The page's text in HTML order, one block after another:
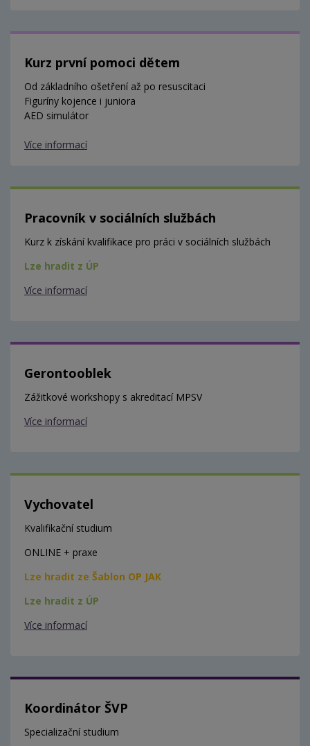
Kurz první pomoci dětem
Od základního ošetření až po resuscitaci
Figuríny kojence i juniora
AED simulátor
Více informací
Pracovník v sociálních službách
Kurz k získání kvalifikace pro práci v sociálních službách
Lze hradit z ÚP
Více informací
Gerontooblek
Zážitkové workshopy s akreditací MPSV
Více informací
Vychovatel
Kvalifikační studium
ONLINE + praxe
Lze hradit ze Šablon OP JAK
Lze hradit z ÚP
Více informací
Koordinátor ŠVP
Specializační studium